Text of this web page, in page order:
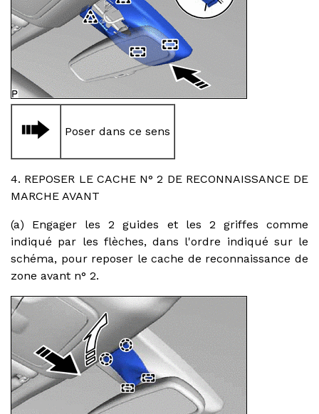
Poser dans ce sens
4. REPOSER LE CACHE N° 2 DE RECONNAISSANCE DE
MARCHE AVANT
(a) Engager les 2 guides et les 2 griffes comme
indiqué par les flèches, dans l'ordre indiqué sur le
schéma, pour reposer le cache de reconnaissance de
zone avant n° 2.